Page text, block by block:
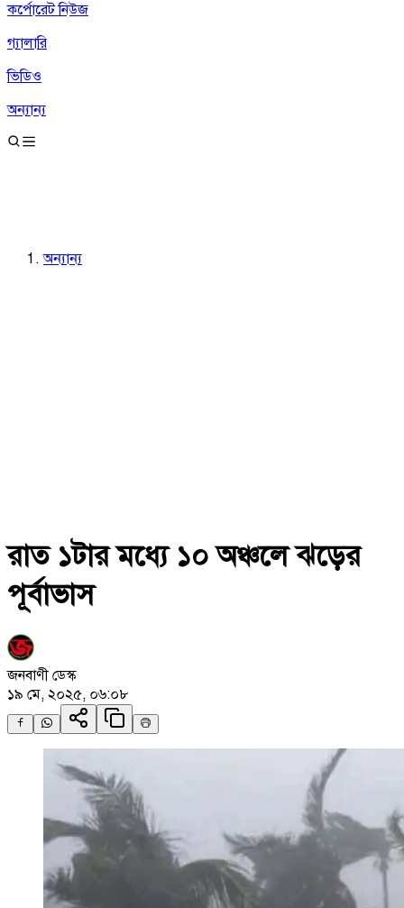
কর্পোরেট নিউজ
গ্যালারি
ভিডিও
অন্যান্য
অন্যান্য
রাত ১টার মধ্যে ১০ অঞ্চলে ঝড়ের
পূর্বাভাস
জনবাণী ডেস্ক
১৯ মে, ২০২৫, ০৬:০৮